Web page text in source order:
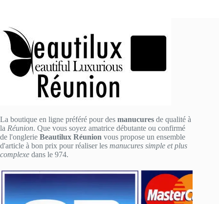
La boutique en ligne préféré pour des manucures de qualité à
la Réunion. Que vous soyez amatrice débutante ou confirmé
de l'onglerie Beautilux Réunion vous propose un ensemble
d'article à bon prix pour réaliser les manucures simple et plus
complexe dans le 974.